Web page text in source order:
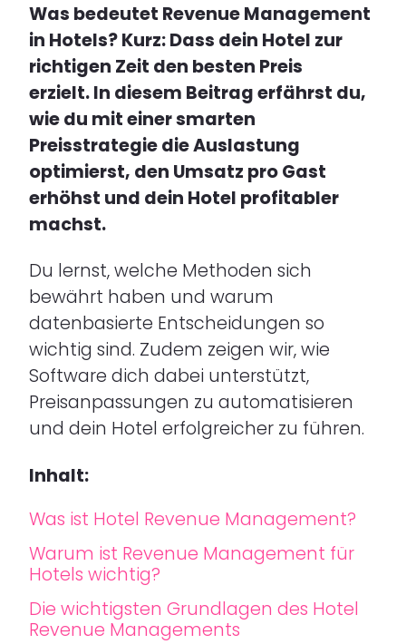
Was bedeutet Revenue Management
in Hotels? Kurz: Dass dein Hotel zur
richtigen Zeit den besten Preis
erzielt. In diesem Beitrag erfährst du,
wie du mit einer smarten
Preisstrategie die Auslastung
optimierst, den Umsatz pro Gast
erhöhst und dein Hotel profitabler
machst.
Du lernst, welche Methoden sich
bewährt haben und warum
datenbasierte Entscheidungen so
wichtig sind. Zudem zeigen wir, wie
Software dich dabei unterstützt,
Preisanpassungen zu automatisieren
und dein Hotel erfolgreicher zu führen.
Inhalt:
Was ist Hotel Revenue Management?
Warum ist Revenue Management für
Hotels wichtig?
Die wichtigsten Grundlagen des Hotel
Revenue Managements